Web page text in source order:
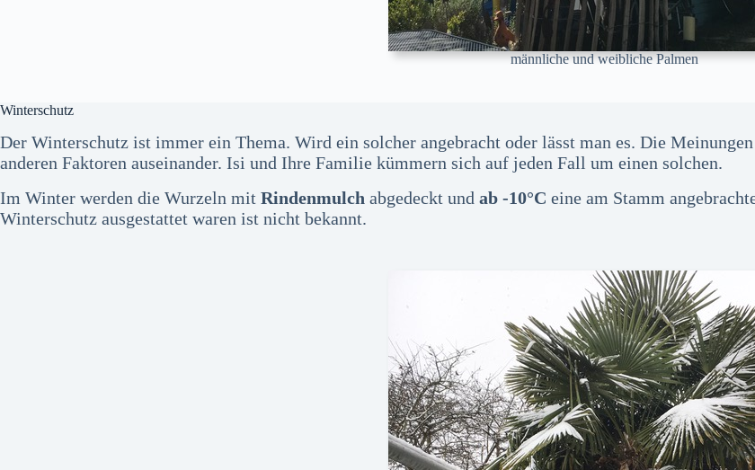
männliche und weibliche Palmen
Winterschutz
Der Winterschutz ist immer ein Thema. Wird ein solcher angebracht oder lässt man es. Die
anderen Faktoren auseinander. Isi und Ihre Familie kümmern sich auf jeden Fall um einen solchen.
Im Winter werden die Wurzeln mit Rindenmulch abgedeckt und ab -10°C eine am Stamm
Winterschutz ausgestattet waren ist nicht bekannt.